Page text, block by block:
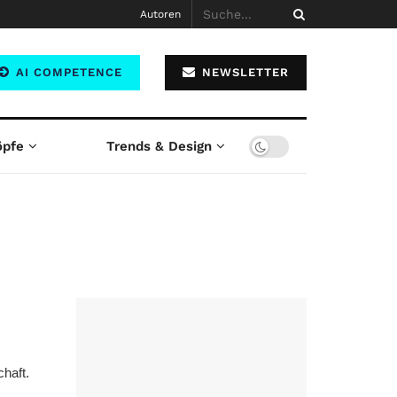
Autoren
AI COMPETENCE NEWSLETTER
Trends & Design